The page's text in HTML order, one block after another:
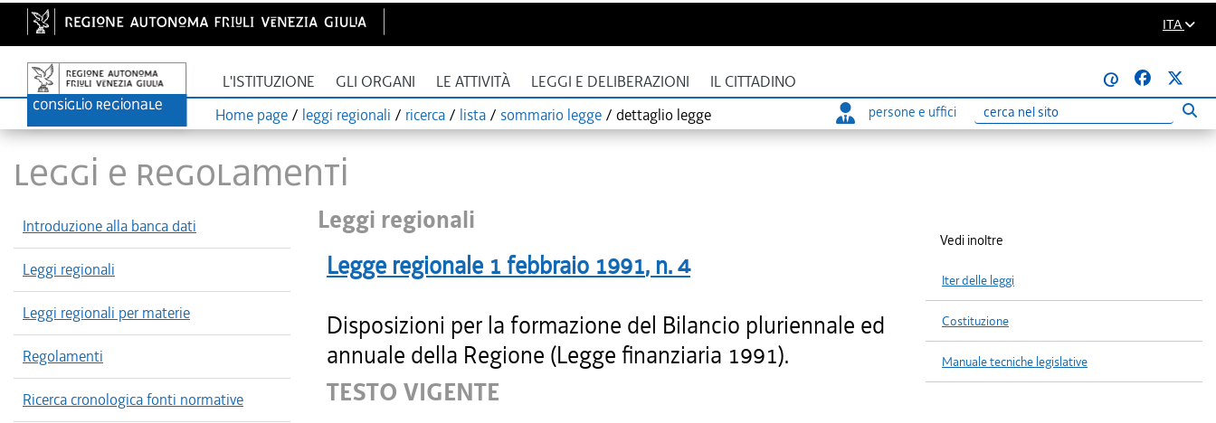
ITA
L'ISTITUZIONE GLI ORGANI LE ATTIVITÀ LEGGI E DELIBERAZIONI IL CITTADINO
@
Home page / leggi regionali / ricerca / lista / sommario legge / dettaglio legge persone e uffici
Ricerca
LEGGI E REGOLAMENTI
Introduzione alla banca dati
Leggi regionali
Leggi regionali per materie
Regolamenti
Ricerca cronologica fonti normative
Leggi regionali
Legge regionale 1 febbraio 1991, n.4
Disposizioni per la formazione del Bilancio pluriennale ed
annuale della Regione (Legge finanziaria 1991).
TESTO VIGENTE
Vedi inoltre
Iter delle leggi
Costituzione
Manuale tecniche legislative